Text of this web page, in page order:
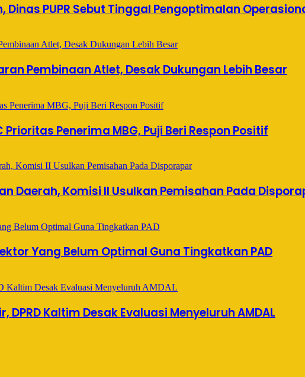
Dinas PUPR Sebut Tinggal Pengoptimalan
Pembinaan Atlet, Desak Dukungan Lebih Besar
Penerima MBG, Puji Beri Respon Positif
Daerah, Komisi II Usulkan Pemisahan Pada
Yang Belum Optimal Guna Tingkatkan PAD
Kaltim Desak Evaluasi Menyeluruh AMDAL